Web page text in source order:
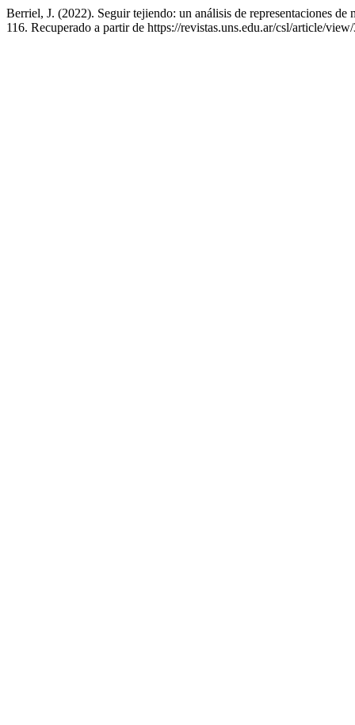
Berriel, J. (2022). Seguir tejiendo: un análisis de representaciones
116. Recuperado a partir de https://revistas.uns.edu.ar/csl/article/